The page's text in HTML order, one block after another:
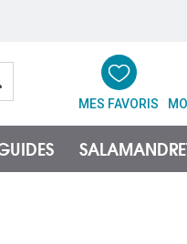
MES FAVORIS